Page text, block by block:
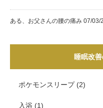
ある、お父さんの腰の痛み 07/03/
睡眠改
ポケモンスリープ(2)
入浴 (1)